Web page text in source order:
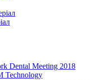
Dental Meeting 2018
Technology